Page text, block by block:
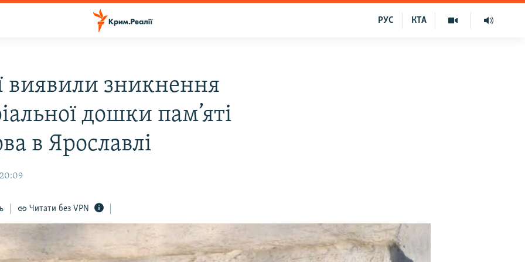
КТА
РУС
виявили зникнення
дошки пам’яті
в Ярославлі
20:09
Читати без VPN